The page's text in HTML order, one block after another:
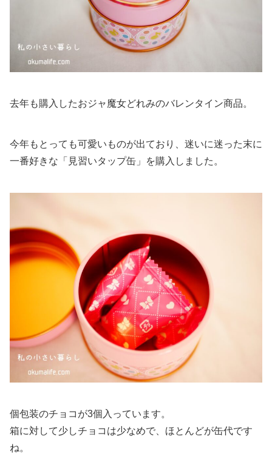
去年も購入したおジャ魔女どれみのバレンタイン商品。
今年もとっても可愛いものが出ており、迷いに迷った末に
一番好きな「見習いタップ缶」を購入しました。
個包装のチョコが3個入っています。
箱に対して少しチョコは少なめで、ほとんどが缶代です
ね。